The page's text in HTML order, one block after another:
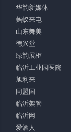
华韵新媒体
蚂蚁来电
山东舞美
德兴堂
绿韵展柜
临沂工业园医院
旭利来
同盟国
临沂架管
临沂网
爱酒人